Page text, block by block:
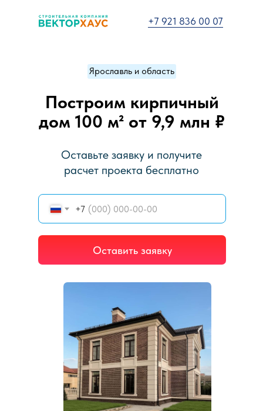
Построим кирпичный
дом 100 м² от 9,9 млн ₽
+7
Оставить заявку
Оставьте заявку и получите
расчет проекта бесплатно
+7 921 836 00 07
Ярославль и область